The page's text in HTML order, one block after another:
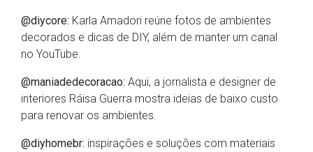
@diycore: Karla Amadori reúne fotos de ambientes
decorados e dicas de DIY, além de manter um canal
no YouTube.
@maniadedecoracao: Aqui, a jornalista e designer de
interiores Ráisa Guerra mostra ideias de baixo custo
para renovar os ambientes.
@diyhomebr: inspirações e soluções com materiais